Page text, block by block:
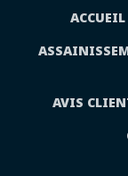
ACCUEIL
AVIS